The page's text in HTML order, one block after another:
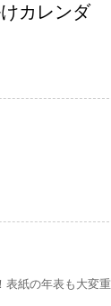
カレンダ
表紙の年表も大変重